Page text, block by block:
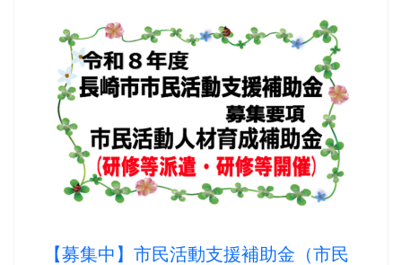
【募集中】市民活動支援補助金（市民